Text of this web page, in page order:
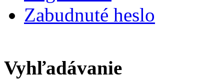
Zabudnuté heslo
Vyhľadávanie